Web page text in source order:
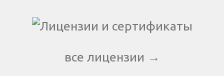
все лицензии →